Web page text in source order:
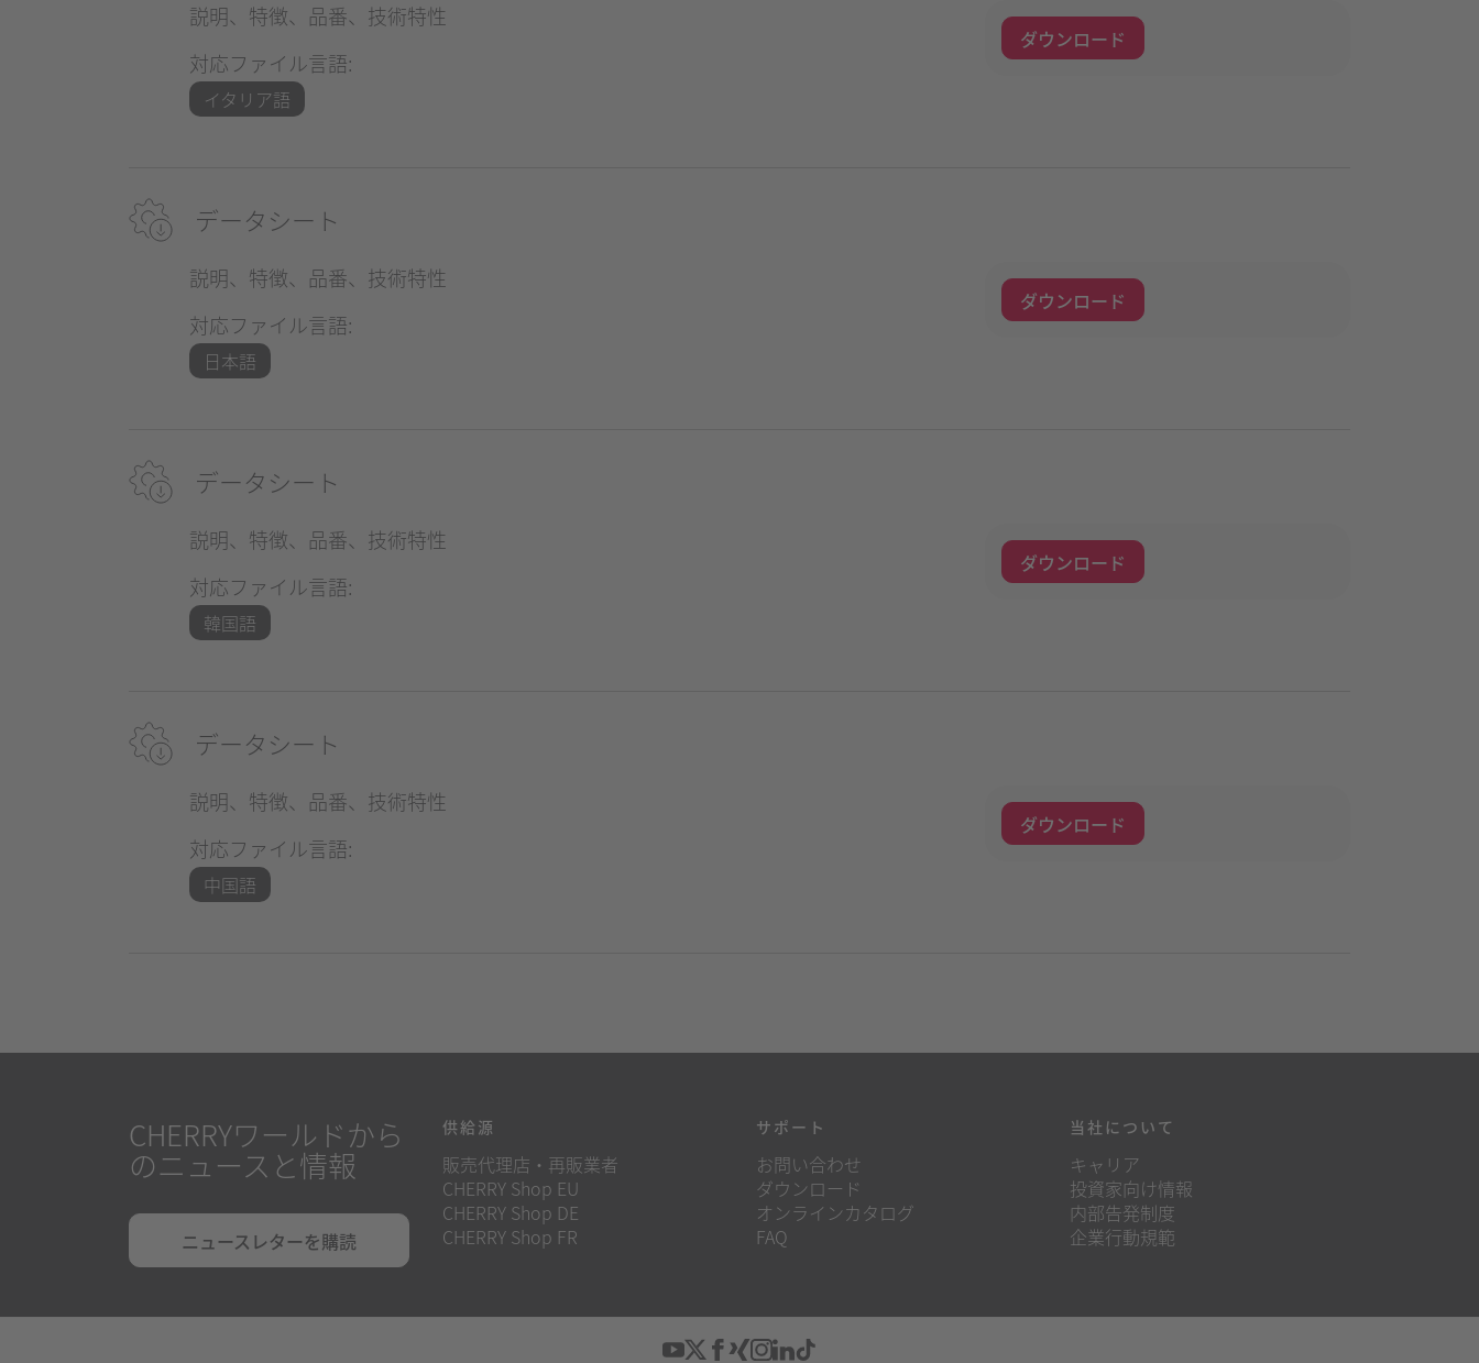
説明、特徴、品番、技術特性
対応ファイル言語:
イタリア語
ダウンロード
データシート
説明、特徴、品番、技術特性
対応ファイル言語:
日本語
ダウンロード
データシート
説明、特徴、品番、技術特性
対応ファイル言語:
韓国語
ダウンロード
データシート
説明、特徴、品番、技術特性
対応ファイル言語:
中国語
ダウンロード
CHERRYワールドから
のニュースと情報
ニュースレターを購読
供給源
販売代理店・再販業者
CHERRY Shop EU
CHERRY Shop DE
CHERRY Shop FR
サポート
お問い合わせ
ダウンロード
オンラインカタログ
FAQ
当社について
キャリア
投資家向け情報
内部告発制度
企業行動規範